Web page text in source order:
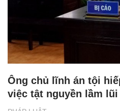
Ông chủ lĩnh án tội
việc tật nguyền lầm